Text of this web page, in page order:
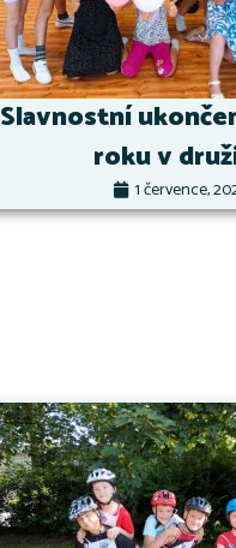
Slavnostní
roku v
1 července,